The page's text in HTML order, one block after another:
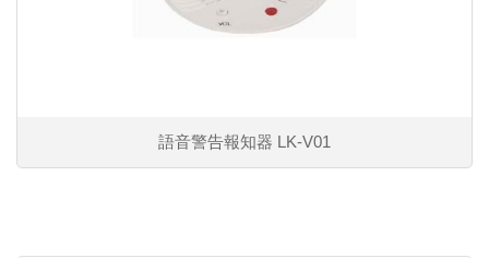
語音警告報知器 LK-V01